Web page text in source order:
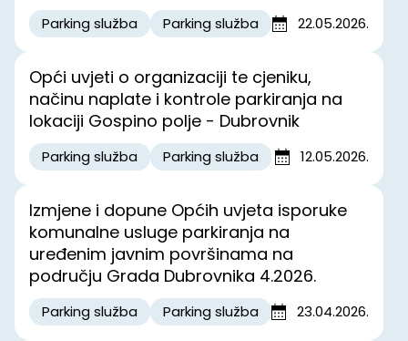
Parking služba Parking služba 22.05.2026.
Opći uvjeti o organizaciji te cjeniku,
načinu naplate i kontrole parkiranja na
lokaciji Gospino polje - Dubrovnik
Parking služba Parking služba 12.05.2026.
Izmjene i dopune Općih uvjeta isporuke
komunalne usluge parkiranja na
uređenim javnim površinama na
području Grada Dubrovnika 4.2026.
Parking služba Parking služba 23.04.2026.